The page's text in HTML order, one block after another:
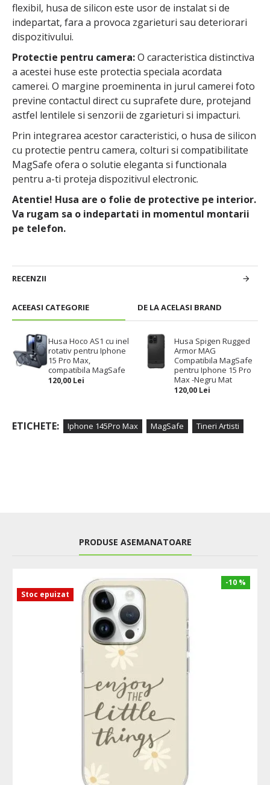
ACEEASI CATEGORIE DE LA ACELASI BRAND
Husa Hoco AS1 cu inel
rotativ pentru Iphone
15 Pro Max,
compatibila MagSafe
120,00 Lei
Husa Spigen Rugged
Armor MAG
Compatibila MagSafe
pentru Iphone 15 Pro
Max -Negru Mat
120,00 Lei
flexibil, husa de silicon este usor de instalat si de
indepartat, fara a provoca zgarieturi sau deteriorari
dispozitivului.
Protectie pentru camera:O caracteristica distinctiva
a acestei huse este protectia speciala acordata
camerei. O margine proeminenta in jurul camerei foto
previne contactul direct cu suprafete dure, protejand
astfel lentilele si senzorii de zgarieturi si impacturi.
Prin integrarea acestor caracteristici, o husa de silicon
cu protectie pentru camera, colturi si compatibilitate
MagSafe ofera o solutie eleganta si functionala
pentru a-ti proteja dispozitivul electronic.
Atentie! Husa are o folie de protective pe interior.
Va rugam sa o indepartati in momentul montarii
pe telefon.
RECENZII
ETICHETE: Iphone 145Pro Max MagSafe Tineri Artisti
PRODUSE ASEMANATOARE
-10 %
Stoc epuizat